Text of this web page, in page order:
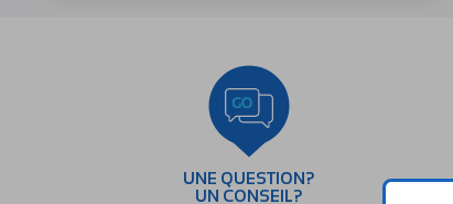
UNE QUESTION?
UN CONSEIL?